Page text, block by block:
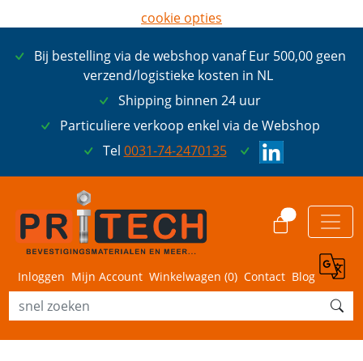
Bij bestelling via de webshop vanaf Eur 500,00 geen
verzend/logistieke kosten in NL
Shipping binnen 24 uur
Particuliere verkoop enkel via de Webshop
Tel 0031-74-2470135
Inloggen Mijn Account Winkelwagen (0) Contact Blog
cookie opties
ik ga akkoord met cookies